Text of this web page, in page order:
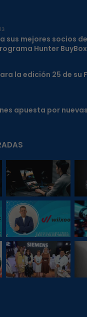
sus mejores socios
Hunter BuyBox
la edición 25 de su
apuesta por